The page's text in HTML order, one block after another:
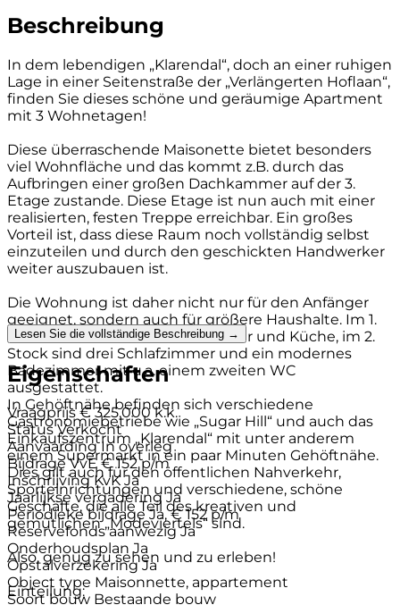
Beschreibung
In dem lebendigen „Klarendal“, doch an einer ruhigen
Lage in einer Seitenstraße der „Verlängerten Hoflaan“,
finden Sie dieses schöne und geräumige Apartment
mit 3 Wohnetagen!
Diese überraschende Maisonette bietet besonders
viel Wohnfläche und das kommt z.B. durch das
Aufbringen einer großen Dachkammer auf der 3.
Etage zustande. Diese Etage ist nun auch mit einer
realisierten, festen Treppe erreichbar. Ein großes
Vorteil ist, dass diese Raum noch vollständig selbst
einzuteilen und durch den geschickten Handwerker
weiter auszubauen ist.
Die Wohnung ist daher nicht nur für den Anfänger
geeignet, sondern auch für größere Haushalte. Im 1.
Stock befinden sich Wohnzimmer und Küche, im 2.
Stock sind drei Schlafzimmer und ein modernes
Badezimmer mit u.a. einem zweiten WC
ausgestattet.
In Gehöftnähe befinden sich verschiedene
Gastronomiebetriebe wie „Sugar Hill“ und auch das
Einkaufszentrum „Klarendal“ mit unter anderem
einem Supermarkt in ein paar Minuten Gehöftnähe.
Dies gilt auch für den öffentlichen Nahverkehr,
Sporteinrichtungen und verschiedene, schöne
Geschäfte, die alle Teil des kreativen und
gemütlichen „Modeviertels“ sind.
Also, genug zu sehen und zu erleben!
Einteilung:
Lesen Sie die vollständige Beschreibung →
Eigenschaften
Vraagprijs € 325.000 k.k.
Status Verkocht
Aanvaarding In overleg
Bijdrage VvE € 152 p/m
Inschrijving KvK Ja
Jaarlijkse vergadering Ja
Periodieke bijdrage Ja, € 152 p/m
Reservefonds aanwezig Ja
Onderhoudsplan Ja
Opstalverzekering Ja
Object type Maisonnette, appartement
Soort bouw Bestaande bouw